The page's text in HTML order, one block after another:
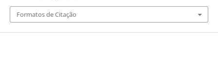
Formatos de Citação